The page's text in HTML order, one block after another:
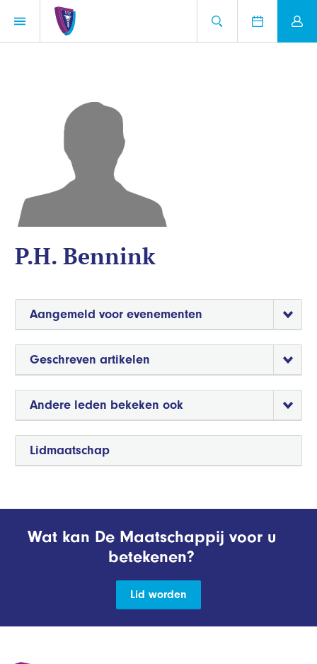
Lidmaatschap
P.H. Bennink
Aangemeld voor evenementen
Geschreven artikelen
Andere leden bekeken ook
Wat kan De Maatschappij voor u
betekenen?
Lid worden